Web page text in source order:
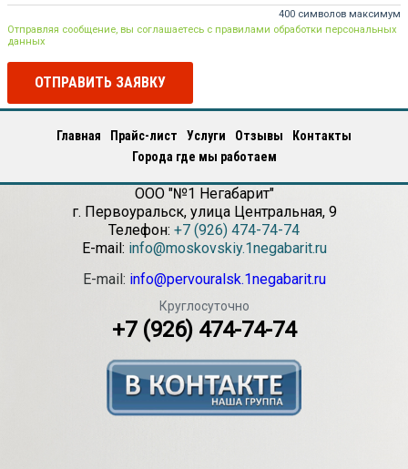
400 символов максимум
Отправляя сообщение, вы соглашаетесь с правилами обработки персональных
данных
ОТПРАВИТЬ ЗАЯВКУ
Главная Прайс-лист Услуги Отзывы
Контакты
Города где мы работаем
ООО "№1 Негабарит"
г. Первоуральск, улица Центральная, 9
Телефон: +7 (926) 474-74-74
E-mail: info@moskovskiy.1negabarit.ru
E-mail: info@pervouralsk.1negabarit.ru
Круглосуточно
+7 (926) 474-74-74